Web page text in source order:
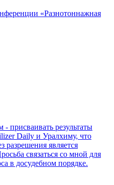
«Разнотоннажная
присваивать результаты
Daily и Уралхиму, что
разрешения является
связаться со мной для
в досудебном порядке.